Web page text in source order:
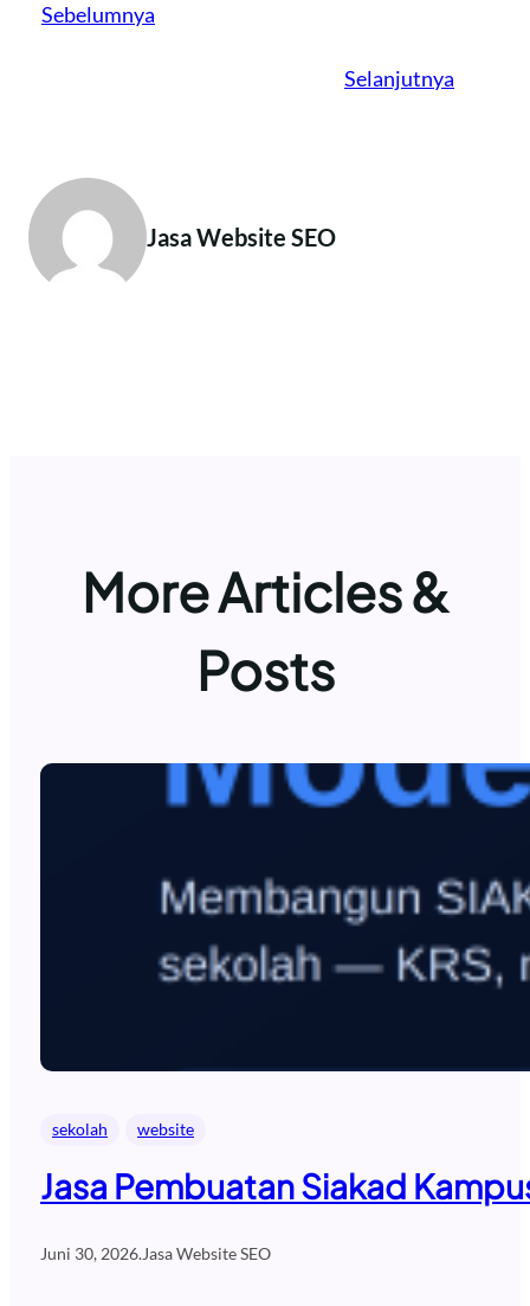
Sebelumnya
Selanjutnya
Jasa Website SEO
More Articles &
Posts
sekolah website
Jasa Pembuatan Siakad
Juni 30, 2026.Jasa Website SEO